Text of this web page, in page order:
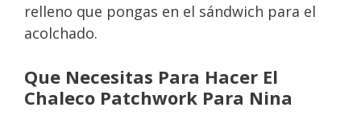
relleno que pongas en el sándwich para el
acolchado.
Que Necesitas Para Hacer El
Chaleco Patchwork Para Nina